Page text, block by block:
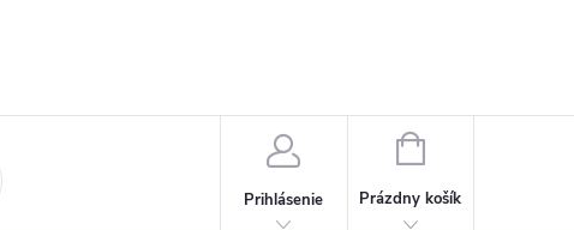
Prihlásenie
NÁKUPNÝ
Prázdny košík